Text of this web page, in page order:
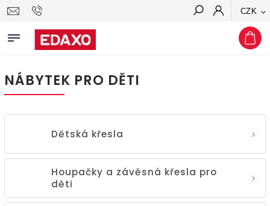
CZK
Hledat
NÁBYTEK PRO DĚTI
Dětská křesla
Houpačky a závěsná křesla pro
děti